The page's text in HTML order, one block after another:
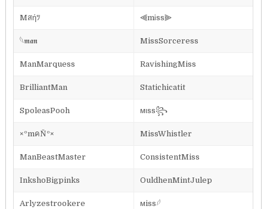
Mสήﾂ ⫷mᎥss⫸
⁣𓆩𝖒𝖆𝖓 MissSorceress
ManMarquess RavishingMiss
BrilliantMan Statichicatit
SpoleasPooh ᴍιss꧂
×ºmคŇº× MissWhistler
ManBeastMaster ConsistentMiss
InkshoBigpinks OuldhenMintJulep
Arlyzestrookere ⁣ᴍiss𓆪